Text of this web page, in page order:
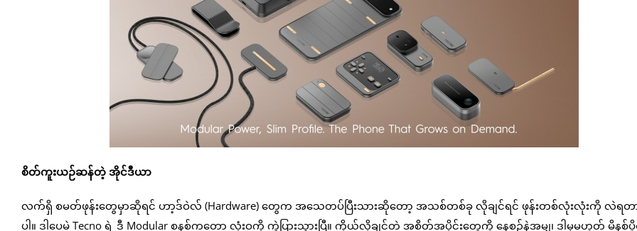
စိတ်ကူးယဉ်ဆန်တဲ့ အိုင်ဒီယာ
လက်ရှိ စမတ်ဖုန်းတွေမှာဆိုရင် ဟာ့ဒ်ဝဲလ် (Hardware) တွေက အသေတပ်ပြီးသားဆိုတော့ အသစ်တစ်ခု လိုချင်ရင် ဖုန်းတစ်လုံးလုံးကို လဲရတာ
ပါ။ ဒါပေမဲ့ Tecno ရဲ့ ဒီ Modular စနစ်ကတော့ လုံးဝကို ကွဲပြားသွားပြီ။ ကိုယ်လိုချင်တဲ့ အစိတ်အပိုင်းတွေကို နေ့စဉ်နဲ့အမျှ၊ ဒါမှမဟုတ် မိနစ်ပို